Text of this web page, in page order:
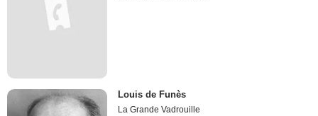
Louis de Funès
La Grande Vadrouille